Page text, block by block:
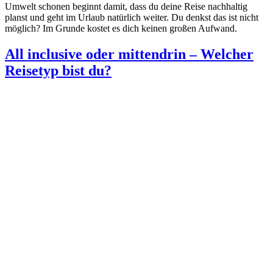
Umwelt schonen beginnt damit, dass du deine Reise nachhaltig
planst und geht im Urlaub natürlich weiter. Du denkst das ist nicht
möglich? Im Grunde kostet es dich keinen großen Aufwand.
All inclusive oder mittendrin – Welcher
Reisetyp bist du?